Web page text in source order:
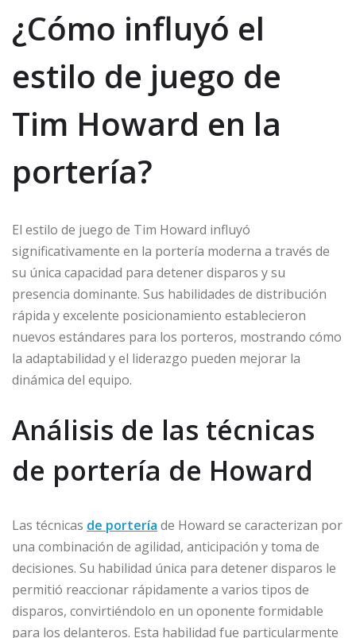
¿Cómo influyó el
estilo de juego de
Tim Howard en la
portería?
El estilo de juego de Tim Howard influyó
significativamente en la portería moderna a través de
su única capacidad para detener disparos y su
presencia dominante. Sus habilidades de distribución
rápida y excelente posicionamiento establecieron
nuevos estándares para los porteros, mostrando cómo
la adaptabilidad y el liderazgo pueden mejorar la
dinámica del equipo.
Análisis de las técnicas
de portería de Howard
Las técnicas de portería de Howard se caracterizan por
una combinación de agilidad, anticipación y toma de
decisiones. Su habilidad única para detener disparos le
permitió reaccionar rápidamente a varios tipos de
disparos, convirtiéndolo en un oponente formidable
para los delanteros. Esta habilidad fue particularmente